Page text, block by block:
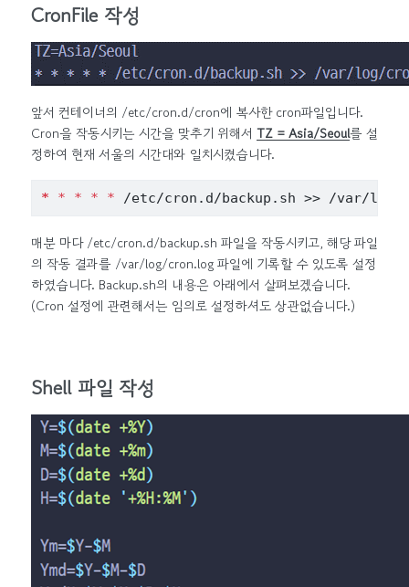
CronFile 작성
앞서 컨테이너의 /etc/cron.d/cron에 복사한 cron파일입니다.
Cron을 작동시키는 시간을 맞추기 위해서 TZ = Asia/Seoul를 설
정하여 현재 서울의 시간대와 일치시켰습니다.
* * * * * /etc/cron.d/backup.sh >> /var/log/
매분 마다 /etc/cron.d/backup.sh 파일을 작동시키고, 해당 파일
의 작동 결과를 /var/log/cron.log 파일에 기록할 수 있도록 설정
하였습니다. Backup.sh의 내용은 아래에서 살펴보겠습니다.
(Cron 설정에 관련해서는 임의로 설정하셔도 상관없습니다.)
Shell 파일 작성